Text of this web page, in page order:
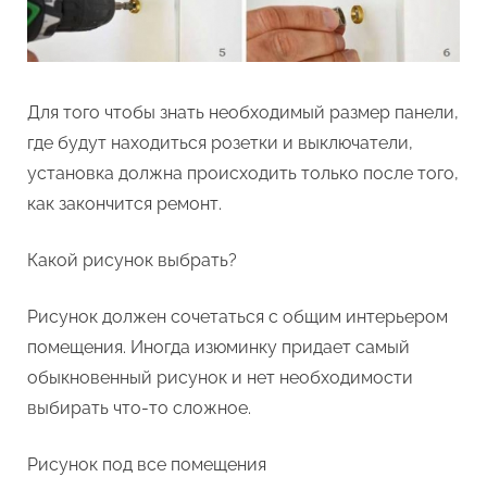
Для того чтобы знать необходимый размер панели,
где будут находиться розетки и выключатели,
установка должна происходить только после того,
как закончится ремонт.
Какой рисунок выбрать?
Рисунок должен сочетаться с общим интерьером
помещения. Иногда изюминку придает самый
обыкновенный рисунок и нет необходимости
выбирать что-то сложное.
Рисунок под все помещения